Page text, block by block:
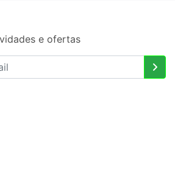
e ofertas